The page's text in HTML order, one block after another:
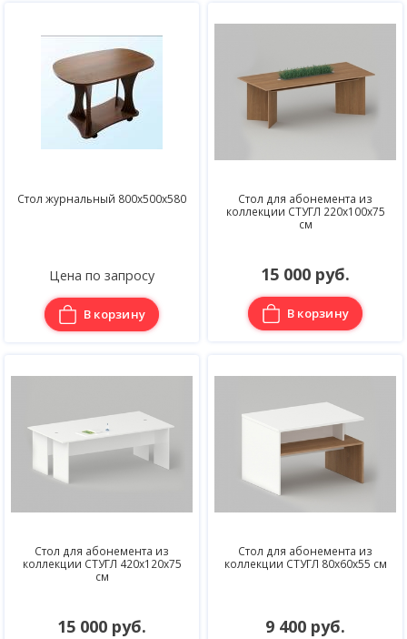
Стол журнальный 800х500х580
Цена по запросу
В корзину
Стол для абонемента из
коллекции СТУГЛ 220х100х75
см
15 000 руб.
В корзину
Стол для абонемента из
коллекции СТУГЛ 420х120х75
см
15 000 руб.
Стол для абонемента из
коллекции СТУГЛ 80х60х55 см
9 400 руб.